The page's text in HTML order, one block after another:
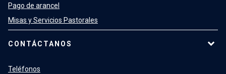
Pago de arancel
Misas y Servicios Pastorales
CONTÁCTANOS
Teléfonos